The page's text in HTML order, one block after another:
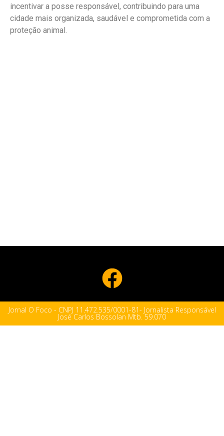
incentivar a posse responsável, contribuindo para uma
cidade mais organizada, saudável e comprometida com a
proteção animal.
Jornal O Foco - CNPJ 11.472.535/0001-81- Jornalista Responsável
José Carlos Bossolan Mtb. 59.070